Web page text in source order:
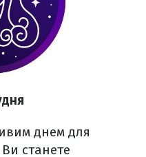
днем для
Ви станете